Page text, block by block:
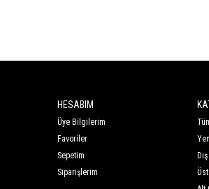
HESABIM
Üye Bilgilerim
Favoriler
Sepetim
Siparişlerim